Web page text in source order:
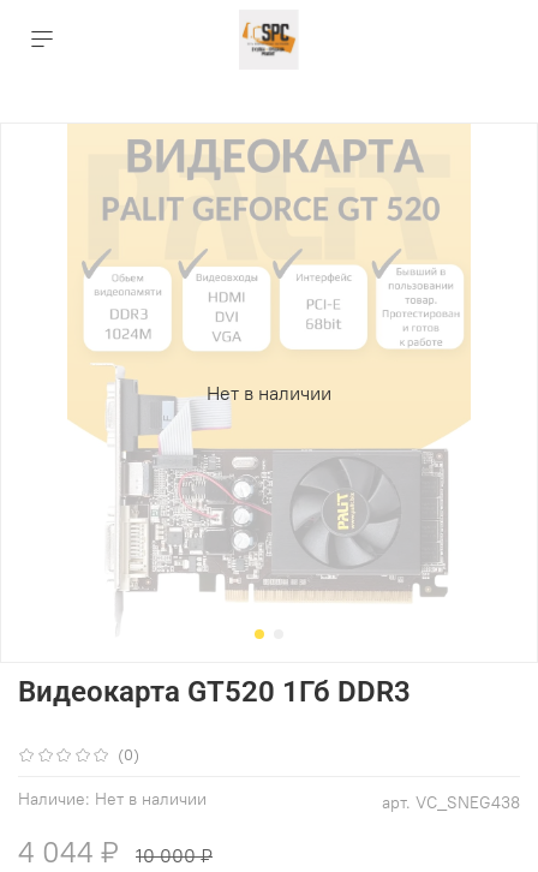
Нет в наличии
(0)
арт. VC_SNEG438
Наличие: Нет в наличии
Видеокарта GT520 1Гб DDR3
4 044 ₽ 10 000 ₽